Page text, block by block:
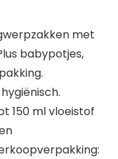
met
babypotjes,
150 ml vloeistof